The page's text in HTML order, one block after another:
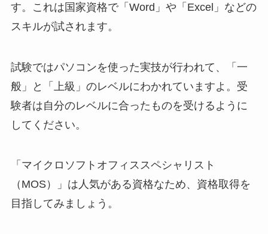
す。これは国家資格で「Word」や「Excel」などの
スキルが試されます。
試験ではパソコンを使った実技が行われて、「一
般」と「上級」のレベルにわかれていますよ。受
験者は自分のレベルに合ったものを受けるように
してください。
「マイクロソフトオフィススペシャリスト
（MOS）」は人気がある資格なため、資格取得を
目指してみましょう。